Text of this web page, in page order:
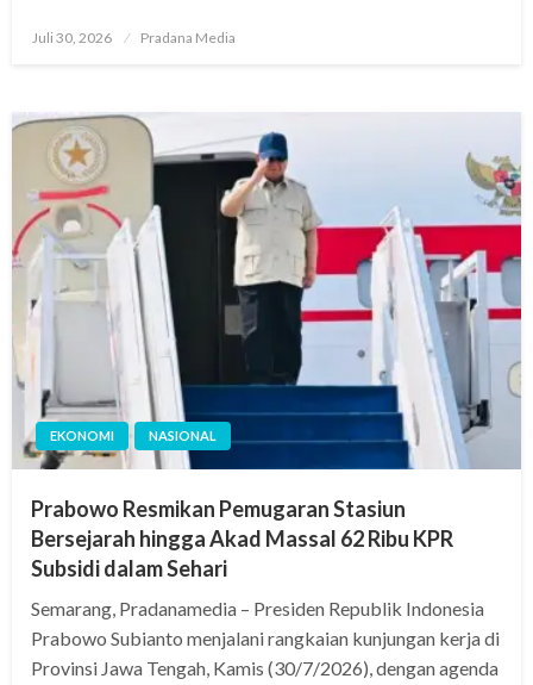
Juli 30, 2026 Pradana Media
EKONOMI NASIONAL
Prabowo Resmikan Pemugaran Stasiun
Bersejarah hingga Akad Massal 62 Ribu KPR
Subsidi dalam Sehari
Semarang, Pradanamedia – Presiden Republik Indonesia
Prabowo Subianto menjalani rangkaian kunjungan kerja di
Provinsi Jawa Tengah, Kamis (30/7/2026), dengan agenda